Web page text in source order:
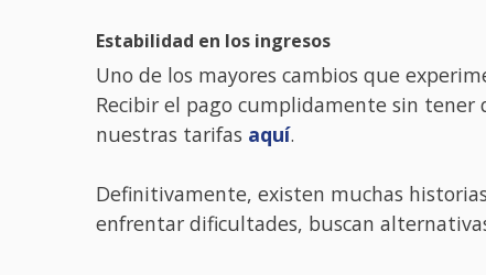
Estabilidad en los ingresos
Uno de los mayores cambios que
Recibir el pago cumplidamente sin
nuestras tarifas aquí.
Definitivamente, existen muchas
enfrentar dificultades, buscan